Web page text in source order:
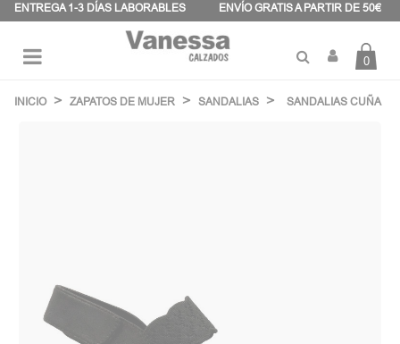
ENTREGA 1-3 DÍAS LABORABLES ENVÍO GRATIS A PARTIR DE 50€
de
palanca
0
INICIO ZAPATOS DE MUJER SANDALIAS SANDALIAS CUÑA
Panel de gestión de cookies